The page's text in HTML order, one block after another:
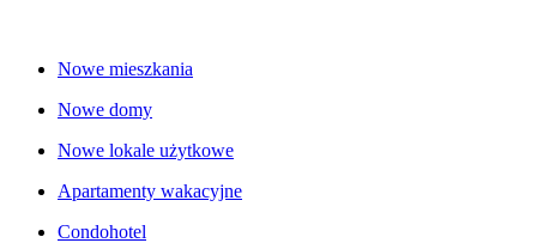
Nowe mieszkania
Nowe domy
Nowe lokale użytkowe
Apartamenty wakacyjne
Condohotel